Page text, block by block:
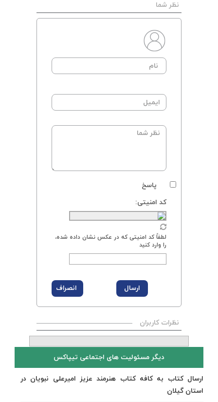
نظر شما
پاسخ
کد امنیتی:
لطفاً کد امنیتی که در عکس نشان داده شده،
را وارد کنید
نظرات کاربران
دیگر مسئولیت های اجتماعی تیپاکس
ارسال کتاب به کافه کتاب هنرمند عزیز امیرعلی نبویان در
استان گیلان